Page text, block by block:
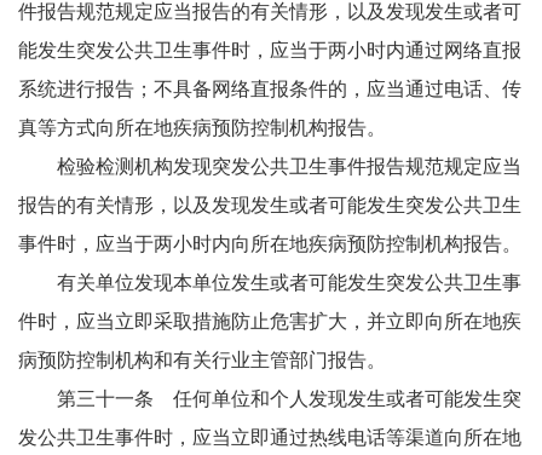
件报告规范规定应当报告的有关情形，以及发现发生或者可
能发生突发公共卫生事件时，应当于两小时内通过网络直报
系统进行报告；不具备网络直报条件的，应当通过电话、传
真等方式向所在地疾病预防控制机构报告。
检验检测机构发现突发公共卫生事件报告规范规定应当
报告的有关情形，以及发现发生或者可能发生突发公共卫生
事件时，应当于两小时内向所在地疾病预防控制机构报告。
有关单位发现本单位发生或者可能发生突发公共卫生事
件时，应当立即采取措施防止危害扩大，并立即向所在地疾
病预防控制机构和有关行业主管部门报告。
第三十一条 任何单位和个人发现发生或者可能发生突
发公共卫生事件时，应当立即通过热线电话等渠道向所在地